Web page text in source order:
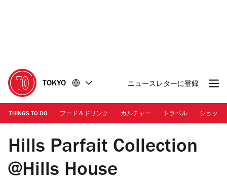
に
移
動
移
動
TOKYO ニュースレターに登録
THINGS TO DO フード＆ドリンク カルチャー トラベル ショッピ
画像提供：森ビル株式会社
Hills Parfait Collection
@Hills House